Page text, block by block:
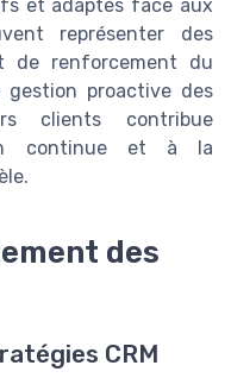
et adaptés face aux
représenter des
de renforcement du
gestion proactive des
clients contribue
continue et à la
des
CRM